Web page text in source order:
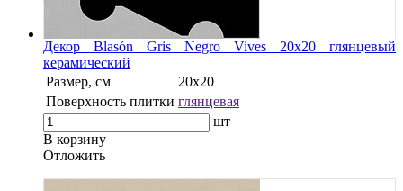
Декор Blasón Gris Negro Vives 20x20 глянцевый
керамический
Размер, см
20x20
Поверхность плитки глянцевая
шт
В корзину
Oтложить